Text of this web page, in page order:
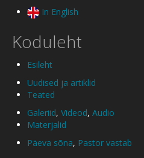
In English
Koduleht
Esileht
Uudised ja artiklid
Teated
Galeriid, Videod, Audio
Materjalid
Päeva sõna, Pastor vastab